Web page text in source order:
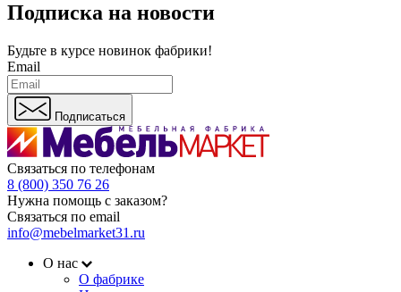
Подписка на новости
Будьте в курсе новинок фабрики!
Email
Подписаться
Связаться по телефонам
8 (800) 350 76 26
Нужна помощь с заказом?
Связаться по email
info@mebelmarket31.ru
О нас
О фабрике